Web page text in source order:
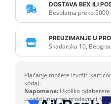

DOSTAVA BEX ILI
Besplatna preko 5000

PREUZIMANJE U
Skadarska 10,
Plaćanje možete izvršiti
koda).
Napomena:Ukoliko odaberete
u našoj internet prodavnici,